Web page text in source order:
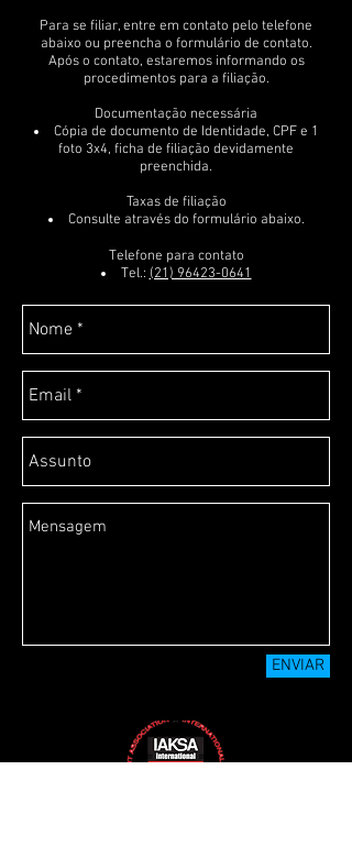
Para se filiar, entre em contato pelo telefone
abaixo ou preencha o formulário de contato.
Após o contato, estaremos informando os
procedimentos para a filiação.
Documentação necessária
Cópia de documento de Identidade, CPF e 1
foto 3x4, ficha de filiação devidamente
preenchida.
Taxas de filiação
Consulte através do formulário abaixo.
Telefone para contato
Tel.: (21) 96423-0641
ENVIAR